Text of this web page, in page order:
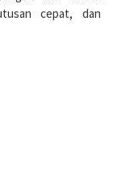
cepat, dan